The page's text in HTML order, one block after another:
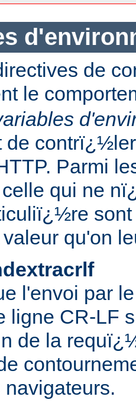
de
le
de
Parmi
qui ne
qu'on
l'envoi par
ligne CR-LF
de la
navigateurs.